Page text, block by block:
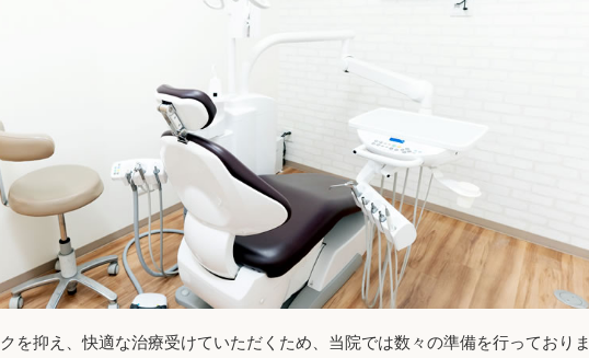
を抑え、快適な治療受けていただくため、当院では数々の準備を行っておりま